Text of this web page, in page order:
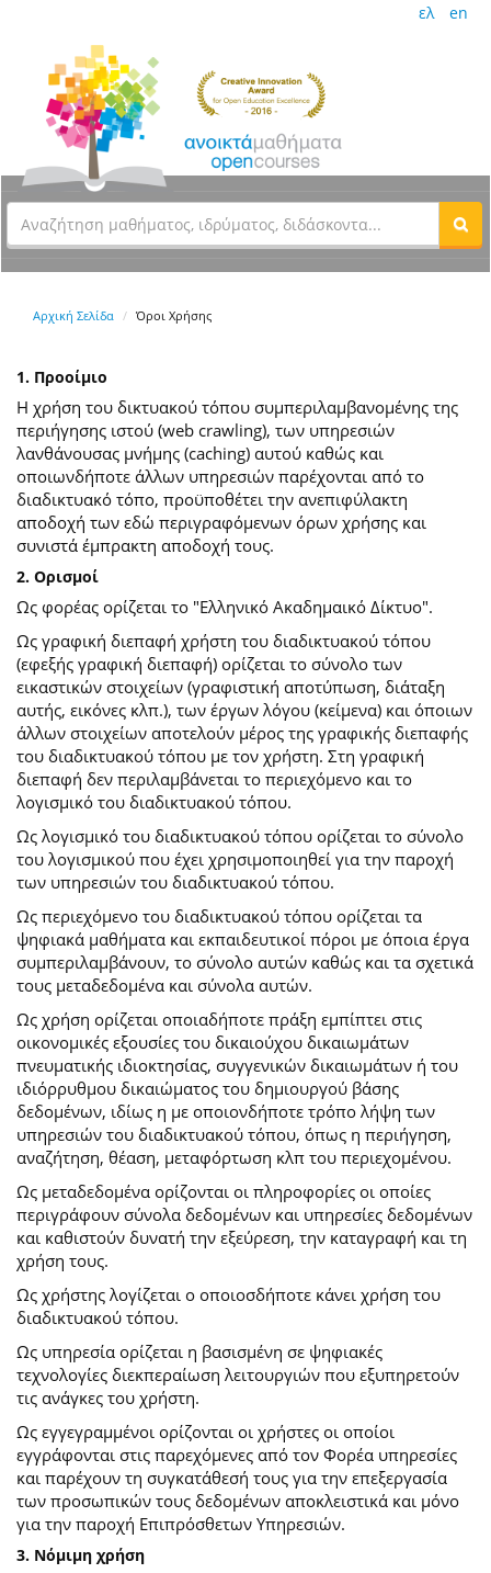
ελ en
Αρχική Σελίδα Όροι Χρήσης
1. Προοίμιο
Η χρήση του δικτυακού τόπου συμπεριλαμβανομένης της
περιήγησης ιστού (web crawling), των υπηρεσιών
λανθάνουσας μνήμης (caching) αυτού καθώς και
οποιωνδήποτε άλλων υπηρεσιών παρέχονται από το
διαδικτυακό τόπο, προϋποθέτει την ανεπιφύλακτη
αποδοχή των εδώ περιγραφόμενων όρων χρήσης και
συνιστά έμπρακτη αποδοχή τους.
2. Ορισμοί
Ως φορέας ορίζεται το "Ελληνικό Ακαδημαικό Δίκτυο".
Ως γραφική διεπαφή χρήστη του διαδικτυακού τόπου
(εφεξής γραφική διεπαφή) ορίζεται το σύνολο των
εικαστικών στοιχείων (γραφιστική αποτύπωση, διάταξη
αυτής, εικόνες κλπ.), των έργων λόγου (κείμενα) και όποιων
άλλων στοιχείων αποτελούν μέρος της γραφικής διεπαφής
του διαδικτυακού τόπου με τον χρήστη. Στη γραφική
διεπαφή δεν περιλαμβάνεται το περιεχόμενο και το
λογισμικό του διαδικτυακού τόπου.
Ως λογισμικό του διαδικτυακού τόπου ορίζεται το σύνολο
του λογισμικού που έχει χρησιμοποιηθεί για την παροχή
των υπηρεσιών του διαδικτυακού τόπου.
Ως περιεχόμενο του διαδικτυακού τόπου ορίζεται τα
ψηφιακά μαθήματα και εκπαιδευτικοί πόροι με όποια έργα
συμπεριλαμβάνουν, το σύνολο αυτών καθώς και τα σχετικά
τους μεταδεδομένα και σύνολα αυτών.
Ως χρήση ορίζεται οποιαδήποτε πράξη εμπίπτει στις
οικονομικές εξουσίες του δικαιούχου δικαιωμάτων
πνευματικής ιδιοκτησίας, συγγενικών δικαιωμάτων ή του
ιδιόρρυθμου δικαιώματος του δημιουργού βάσης
δεδομένων, ιδίως η με οποιονδήποτε τρόπο λήψη των
υπηρεσιών του διαδικτυακού τόπου, όπως η περιήγηση,
αναζήτηση, θέαση, μεταφόρτωση κλπ του περιεχομένου.
Ως μεταδεδομένα ορίζονται οι πληροφορίες οι οποίες
περιγράφουν σύνολα δεδομένων και υπηρεσίες δεδομένων
και καθιστούν δυνατή την εξεύρεση, την καταγραφή και τη
χρήση τους.
Ως χρήστης λογίζεται ο οποιοσδήποτε κάνει χρήση του
διαδικτυακού τόπου.
Ως υπηρεσία ορίζεται η βασισμένη σε ψηφιακές
τεχνολογίες διεκπεραίωση λειτουργιών που εξυπηρετούν
τις ανάγκες του χρήστη.
Ως εγγεγραμμένοι ορίζονται οι χρήστες οι οποίοι
εγγράφονται στις παρεχόμενες από τον Φορέα υπηρεσίες
και παρέχουν τη συγκατάθεσή τους για την επεξεργασία
των προσωπικών τους δεδομένων αποκλειστικά και μόνο
για την παροχή Επιπρόσθετων Υπηρεσιών.
3. Νόμιμη χρήση